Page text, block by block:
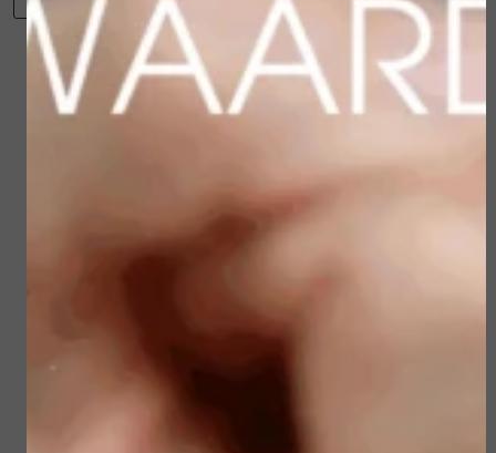
Winkelwagen Verder winkelen
Gerelateerde
producten